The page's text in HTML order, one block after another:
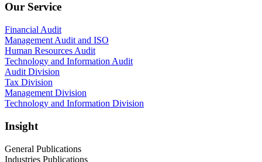
Our Service
Financial Audit
Management Audit and ISO
Human Resources Audit
Technology and Information Audit
Audit Division
Tax Division
Management Division
Technology and Information Division
Insight
General Publications
Industries Publications